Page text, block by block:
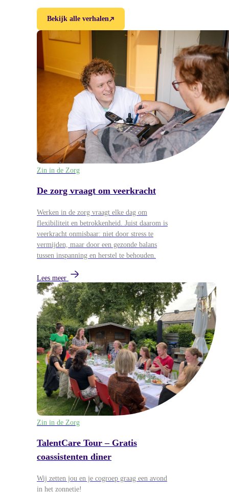
Bekijk alle verhalen
Zin in de Zorg
De zorg vraagt om veerkracht
Werken in de zorg vraagt elke dag om
flexibiliteit en betrokkenheid. Juist daarom is
veerkracht onmisbaar: niet door stress te
vermijden, maar door een gezonde balans
tussen inspanning en herstel te behouden.
Lees meer
Zin in de Zorg
TalentCare Tour – Gratis
coassistenten diner
Wij zetten jou en je cogroep graag een avond
in het zonnetje!